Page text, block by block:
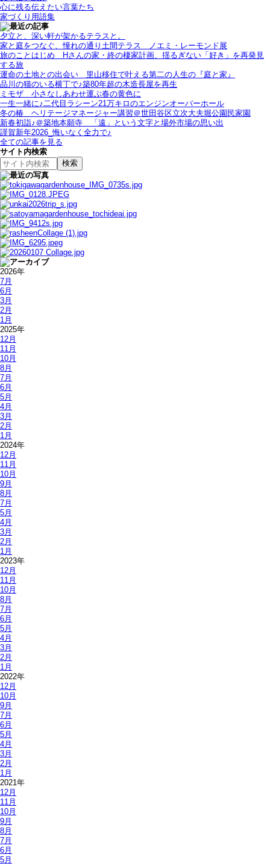
心に残る伝えたい言葉たち
家づくり用語集
夕立と、深い軒が架かるテラスと。
家と庭をつなぐ、憧れの通り土間テラス＿ノエミ・レーモンド展
旅のことはじめ＿Hさんの家・終の棲家計画、揺るぎない「好き」を再発見
する旅
運命の土地との出会い＿里山移住で叶える第二の人生の『庭と家』
品川の猫のいる横丁で♪築80年超の木造長屋を再生
ミモザ＿小さなしあわせ運ぶ春の黄色に
一生一緒に♪二代目ラシーン21万キロのエンジンオーバーホール
冬の椿＿ヘリテージマネージャー講習＠世田谷区立次大夫堀公園民家園
新春初詣♪＠築地本願寺＿「遠」という文字と場外市場の思い出
謹賀新年2026_悔いなく全力で♪
全ての記事を見る
サイト内検索
2026年
7月
6月
3月
2月
1月
2025年
12月
11月
10月
8月
7月
6月
5月
4月
3月
2月
1月
2024年
12月
11月
10月
9月
8月
7月
5月
4月
3月
2月
1月
2023年
12月
11月
10月
8月
7月
6月
5月
4月
3月
2月
1月
2022年
12月
10月
9月
7月
6月
5月
4月
3月
2月
1月
2021年
12月
11月
10月
9月
8月
7月
6月
5月